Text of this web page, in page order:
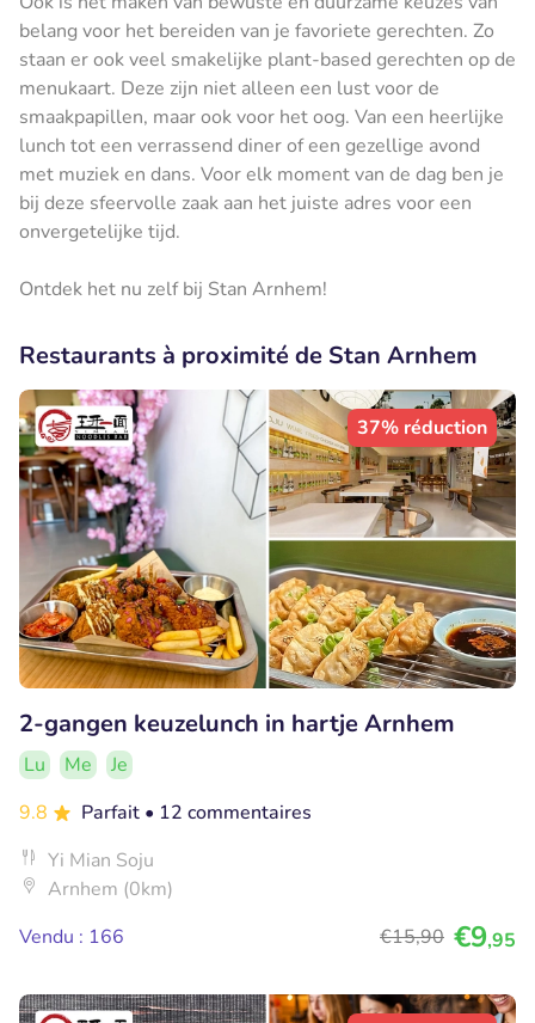
belang voor het bereiden van je favoriete gerechten. Zo
staan er ook veel smakelijke plant-based gerechten op de
menukaart. Deze zijn niet alleen een lust voor de
smaakpapillen, maar ook voor het oog. Van een heerlijke
lunch tot een verrassend diner of een gezellige avond
met muziek en dans. Voor elk moment van de dag ben je
bij deze sfeervolle zaak aan het juiste adres voor een
onvergetelijke tijd.
Ontdek het nu zelf bij Stan Arnhem!
Restaurants à proximité de Stan Arnhem
37% réduction
2-gangen keuzelunch in hartje Arnhem
Lu Me
Je
9.8
Parfait • 12 commentaires
Yi Mian Soju
Arnhem (0km)
Vendu : 166
€15,90 €9,95